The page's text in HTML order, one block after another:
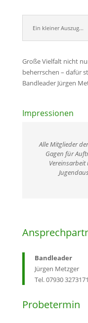
Ein kleiner Auszug...
Große Vielfalt nicht
beherrschen – dafür
Bandleader Jürgen
Impressionen
Alle Mitglieder
Gagen für
Bandleader
Jürgen Metzger
Tel. 07930 3273171
Probetermin